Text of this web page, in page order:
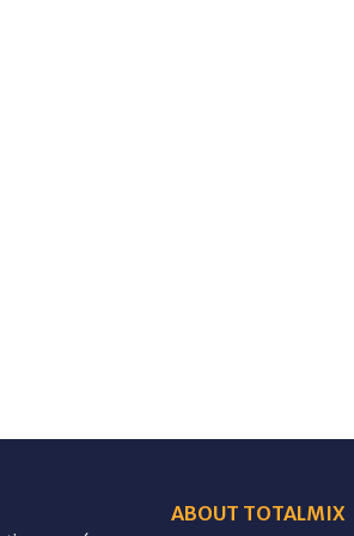
ABOUT TOTALMIX